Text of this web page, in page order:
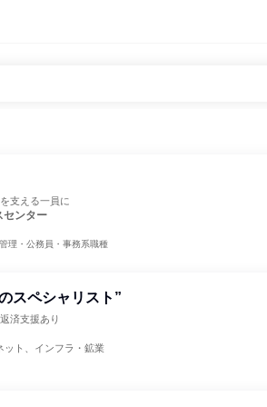
支える一員に
センター
理・公務員・事務系職種
スペシャリスト”
済支援あり
ット、インフラ・鉱業